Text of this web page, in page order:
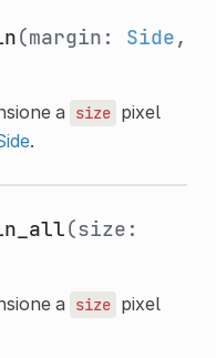
(margin: Side,
a size pixel
.
(size:
a size pixel